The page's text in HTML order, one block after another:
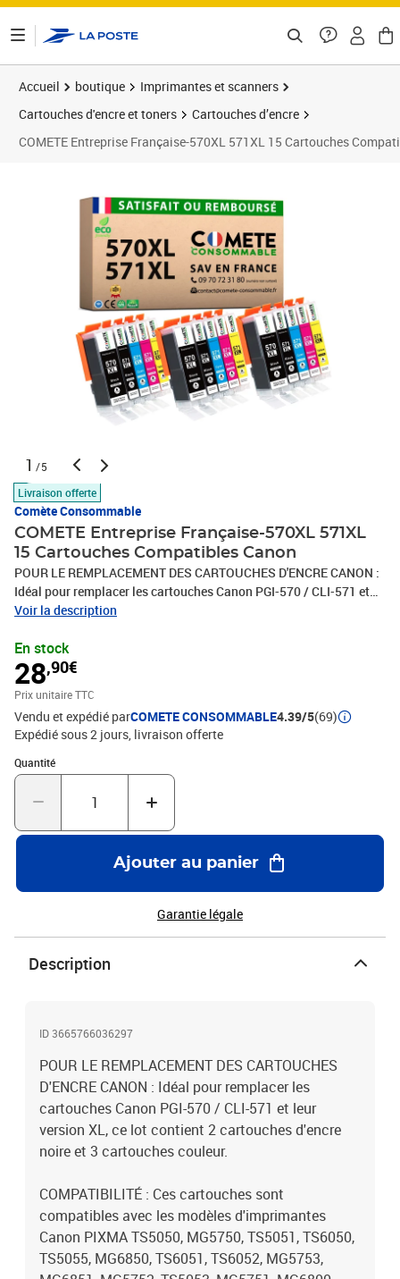
Accueil boutique
Imprimantes et scanners
Cartouches d'encre et toners
Cartouches d’encre
COMETE Entreprise Française-570XL 571XL 15 Cartouches
1 /5
Livraison offerte
Comète Consommable
COMETE Entreprise Française-570XL 571XL
15 Cartouches Compatibles Canon
POUR LE REMPLACEMENT DES CARTOUCHES D'ENCRE CANON :
Idéal pour remplacer les cartouches Canon PGI-570 / CLI-571 et
leur version XL, ce lot contient 2 cartouches d'encre noire et 3
compatibles avec les modèles d'imprimantes Canon PIXMA
TS5050, MG5750, TS5051, TS6050, TS5055, MG6850, TS6051,
TS6052, MG5753, MG6851, MG5752, TS5053, MG5751, MG6800,
MG6852, MG5700, MG6853.QUALITÉ PROFESSIONNELLE : 100 %
compatible avec les imprimantes Canon pour lesquelles il est
conçu, ce lot offre un rendement de 700 pages en noir et 500 pages
par cartouche couleur ainsi qu'une impression de haute qualité.
Voir la description
En stock
28,90€
Prix unitaire TTC
Vendu et expédié parCOMETE CONSOMMABLE4.39/5(69)
Expédié sous 2 jours livraison offerte
Quantité
Quantité : 1
Ajouter au panier
Garantie légale
Description
ID 3665766036297
POUR LE REMPLACEMENT DES CARTOUCHES
D'ENCRE CANON : Idéal pour remplacer les
cartouches Canon PGI-570 / CLI-571 et leur
version XL, ce lot contient 2 cartouches d'encre
noire et 3 cartouches couleur.
COMPATIBILITÉ : Ces cartouches sont
compatibles avec les modèles d'imprimantes
Canon PIXMA TS5050, MG5750, TS5051, TS6050,
TS5055, MG6850, TS6051, TS6052, MG5753,